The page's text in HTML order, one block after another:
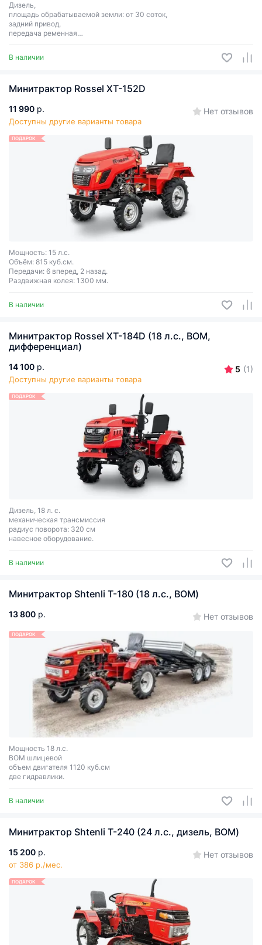
Дизель,
площадь обрабатываемой земли: от 30 соток,
задний привод,
передача ременная
трехточечная система навески.
мощность: 24 л.с., объём двигателя: 1200 см
В наличии
Минитрактор Rossel XT-152D
11 990 р.
Доступны другие варианты товара
Нет отзывов
ПОДАРОК
Мощность: 15 л.с.
Объём: 815 куб.см.
Передачи: 6 вперед, 2 назад.
Раздвижная колея: 1300 мм.
В наличии
Минитрактор Rossel XT-184D (18 л.с., ВОМ,
дифференциал)
14 100 р.
Доступны другие варианты товара
5 (1)
ПОДАРОК
Дизель, 18 л. с.
механическая трансмиссия
радиус поворота: 320 см
навесное оборудование.
В наличии
Минитрактор Shtenli T-180 (18 л.с., ВОМ)
13 800 р. Нет отзывов
ПОДАРОК
Мощность 18 л.с.
ВОМ шлицевой
объем двигателя 1120 куб.см
две гидравлики.
В наличии
Минитрактор Shtenli T-240 (24 л.с., дизель, ВОМ)
15 200 р.
от 386 р./мес.
Нет отзывов
ПОДАРОК